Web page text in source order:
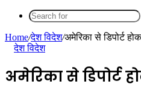
Home/देश विदेश/अमेरिका से डिपोर्ट
देश विदेश
अमेरिका से डिपोर्ट